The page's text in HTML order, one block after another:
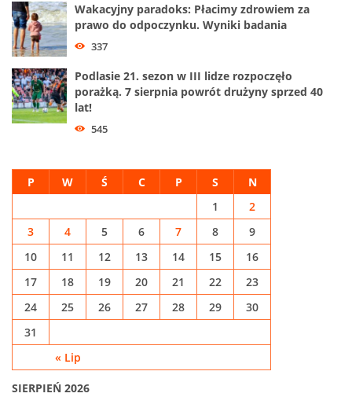
Wakacyjny paradoks: Płacimy zdrowiem za
prawo do odpoczynku. Wyniki badania
337
Podlasie 21. sezon w III lidze rozpoczęło
porażką. 7 sierpnia powrót drużyny sprzed 40
lat!
545
SIERPIEŃ 2026
P W Ś C P S N
« Lip
1
2
3
4 5 6 7 8
9
10
11 12 13 14 15
16
17
18 19 20 21 22
23
24
25 26 27 28 29
30
31